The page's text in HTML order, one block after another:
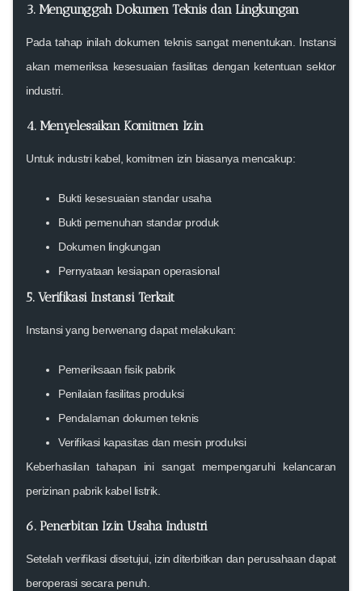
3. Mengunggah Dokumen Teknis dan Lingkungan
Pada tahap inilah dokumen teknis sangat menentukan. Instansi
akan memeriksa kesesuaian fasilitas dengan ketentuan sektor
industri.
4. Menyelesaikan Komitmen Izin
Untuk industri kabel, komitmen izin biasanya mencakup:
Bukti kesesuaian standar usaha
Bukti pemenuhan standar produk
Dokumen lingkungan
Pernyataan kesiapan operasional
5. Verifikasi Instansi Terkait
Instansi yang berwenang dapat melakukan:
Pemeriksaan fisik pabrik
Penilaian fasilitas produksi
Pendalaman dokumen teknis
Verifikasi kapasitas dan mesin produksi
Keberhasilan tahapan ini sangat mempengaruhi kelancaran
perizinan pabrik kabel listrik.
6. Penerbitan Izin Usaha Industri
Setelah verifikasi disetujui, izin diterbitkan dan perusahaan dapat
beroperasi secara penuh.